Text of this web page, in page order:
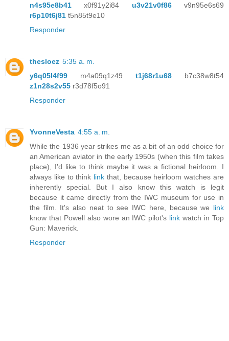
n4s95e8b41 x0f91y2i84 u3v21v0f86v9n95e6s69
r6p10t6j81 t5n85t9e10
Responder
thesloez 5:35 a. m.
y6q05l4f99 m4a09q1z49 t1j68r1u68 b7c38w8t54
z1n28s2v55 r3d78f5o91
Responder
YvonneVesta 4:55 a. m.
While the 1936 year strikes me as a bit of an odd choice for
an American aviator in the early 1950s (when this film takes
place), I'd like to think maybe it was a fictional heirloom. I
always like to think link that, because heirloom watches are
inherently special. But I also know this watch is legit
because it came directly from the IWC museum for use in
the film. It's also neat to see IWC here, because we link
know that Powell also wore an IWC pilot's link watch in Top
Gun: Maverick.
Responder